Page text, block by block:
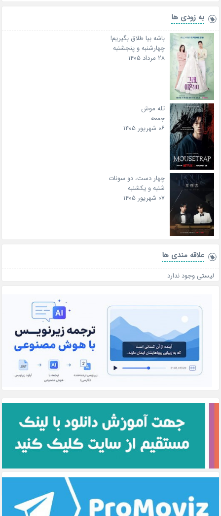
به زودی ها
باشه بیا طلاق بگیریم!
چهارشنبه و پنجشنبه
۲۸ مرداد ۱۴۰۵
تله موش
جمعه
۰۶ شهریور ۱۴۰۵
چهار دست، دو سونات
شنبه و یکشنبه
۰۷ شهریور ۱۴۰۵
علاقه‌ مندی ها
لیستی وجود ندارد